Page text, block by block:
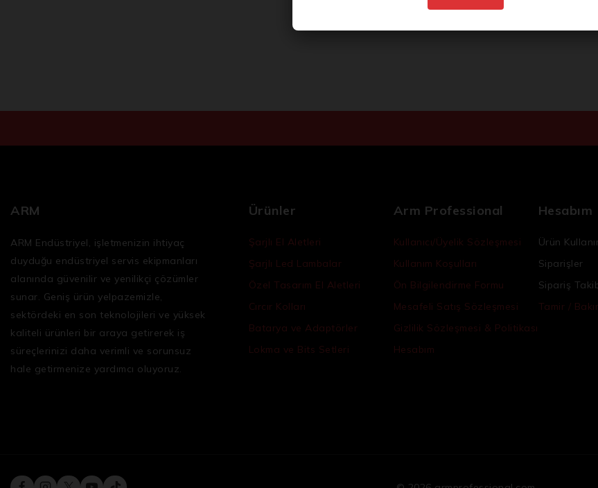
ARM
ARM Endüstriyel, işletmenizin ihtiyaç
duyduğu endüstriyel servis ekipmanları
alanında güvenilir ve yenilikçi çözümler
sunar. Geniş ürün yelpazemizle,
sektördeki en son teknolojileri ve yüksek
kaliteli ürünleri bir araya getirerek iş
süreçlerinizi daha verimli ve sorunsuz
hale getirmenize yardımcı oluyoruz.
Ürünler
Şarjlı El Aletleri
Şarjlı Led Lambalar
Özel Tasarım El Aletleri
Cırcır Kolları
Batarya ve Adaptörler
Lokma ve Bits Setleri
Arm Professional
Kullanıcı/Üyelik Sözleşmesi
Kullanım Koşulları
Ön Bilgilendirme Formu
Mesafeli Satış Sözleşmesi
Gizlilik Sözleşmesi & Politikası
Hesabım
Hesabım
Ürün
Siparişler
Sipariş
Tamir /